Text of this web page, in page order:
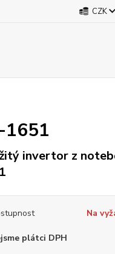
CZK
1651
invertor z
Na
plátci DPH